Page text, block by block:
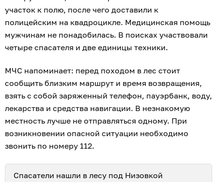
участок к полю, после чего доставили к
полицейским на квадроцикле. Медицинская помощь
мужчинам не понадобилась. В поисках участвовали
четыре спасателя и две единицы техники.
МЧС напоминает: перед походом в лес стоит
сообщить близким маршрут и время возвращения,
взять с собой заряженный телефон, пауэрбанк, воду,
лекарства и средства навигации. В незнакомую
местность лучше не отправляться одному. При
возникновении опасной ситуации необходимо
звонить по номеру 112.
Спасатели нашли в лесу под Низовкой